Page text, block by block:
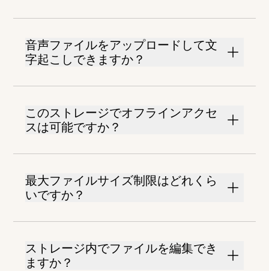
音声ファイルをアップロードして文
字起こしできますか？
このストレージでオフラインアクセ
スは可能ですか？
最大ファイルサイズ制限はどれくら
いですか？
ストレージ内でファイルを編集でき
ますか？